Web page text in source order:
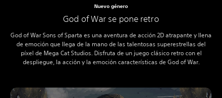
Nuevo género
God of War se pone retro
God of War Sons of Sparta es una aventura de acción 2D atrapante y llena
de emoción que llega de la mano de las talentosas superestrellas del
píxel de Mega Cat Studios. Disfruta de un juego clásico retro con el
despliegue, la acción y la emoción características de God of War.